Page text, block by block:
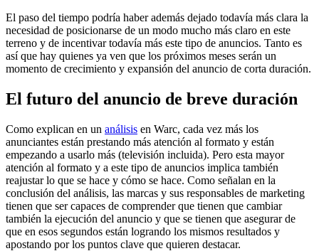
El paso del tiempo podría haber además dejado todavía más clara la
necesidad de posicionarse de un modo mucho más claro en este
terreno y de incentivar todavía más este tipo de anuncios. Tanto es
así que hay quienes ya ven que los próximos meses serán un
momento de crecimiento y expansión del anuncio de corta duración.
El futuro del anuncio de breve duración
Como explican en un análisis en Warc, cada vez más los
anunciantes están prestando más atención al formato y están
empezando a usarlo más (televisión incluida). Pero esta mayor
atención al formato y a este tipo de anuncios implica también
reajustar lo que se hace y cómo se hace. Como señalan en la
conclusión del análisis, las marcas y sus responsables de marketing
tienen que ser capaces de comprender que tienen que cambiar
también la ejecución del anuncio y que se tienen que asegurar de
que en esos segundos están logrando los mismos resultados y
apostando por los puntos clave que quieren destacar.